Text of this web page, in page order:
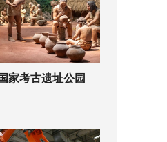
家考古遗址公园